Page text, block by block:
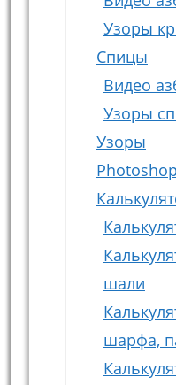
Узоры
Спицы
Видео
Узоры
Узоры
шали
шарфа,